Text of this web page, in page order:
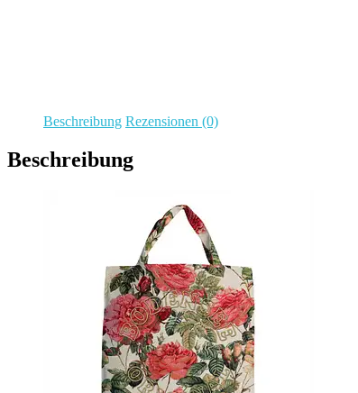
Beschreibung Rezensionen (0)
Beschreibung